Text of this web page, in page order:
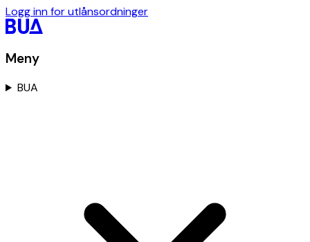
Logg inn for utlånsordninger
Meny
BUA